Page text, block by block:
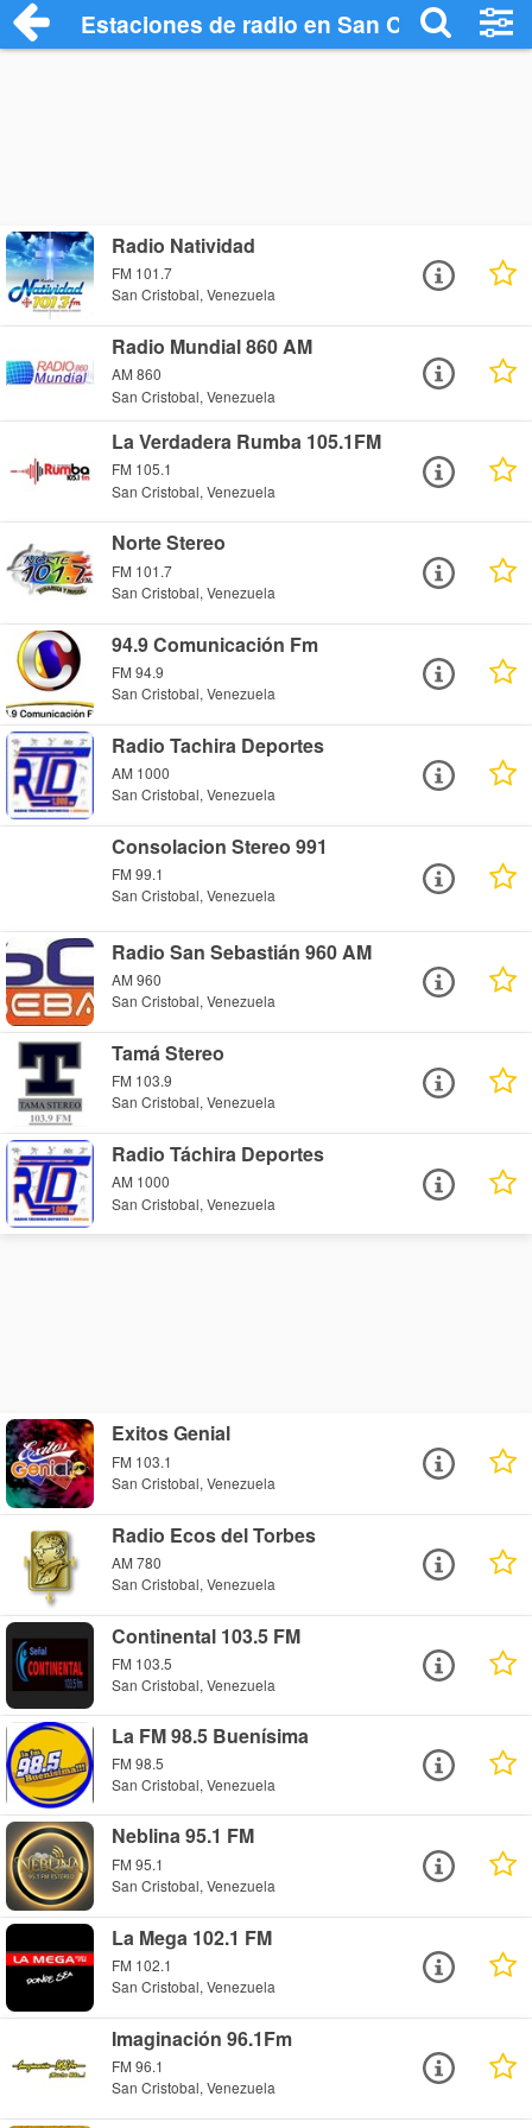
Estaciones de radio en San Cristobal -
Radio Natividad
FM 101.7
San Cristobal, Venezuela
Radio Mundial 860 AM
AM 860
San Cristobal, Venezuela
La Verdadera Rumba 105.1FM
FM 105.1
San Cristobal, Venezuela
Norte Stereo
FM 101.7
San Cristobal, Venezuela
94.9 Comunicación Fm
FM 94.9
San Cristobal, Venezuela
Radio Tachira Deportes
AM 1000
San Cristobal, Venezuela
Consolacion Stereo 991
FM 99.1
San Cristobal, Venezuela
Radio San Sebastián 960 AM
AM 960
San Cristobal, Venezuela
Tamá Stereo
FM 103.9
San Cristobal, Venezuela
Radio Táchira Deportes
AM 1000
San Cristobal, Venezuela
Exitos Genial
FM 103.1
San Cristobal, Venezuela
Radio Ecos del Torbes
AM 780
San Cristobal, Venezuela
Continental 103.5 FM
FM 103.5
San Cristobal, Venezuela
La FM 98.5 Buenísima
FM 98.5
San Cristobal, Venezuela
Neblina 95.1 FM
FM 95.1
San Cristobal, Venezuela
La Mega 102.1 FM
FM 102.1
San Cristobal, Venezuela
Imaginación 96.1Fm
FM 96.1
San Cristobal, Venezuela